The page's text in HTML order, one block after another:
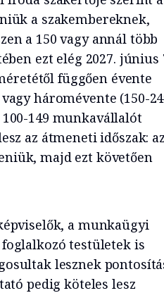
a szakembereknek,
a 150 vagy annál több
ezt elég 2027. június
függően évente
háromévente (150-
149 munkavállalót
az átmeneti időszak: az
majd ezt követően
a munkaügyi
foglalkozó testületek is
lesznek
pedig köteles lesz